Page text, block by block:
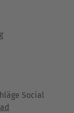
Social